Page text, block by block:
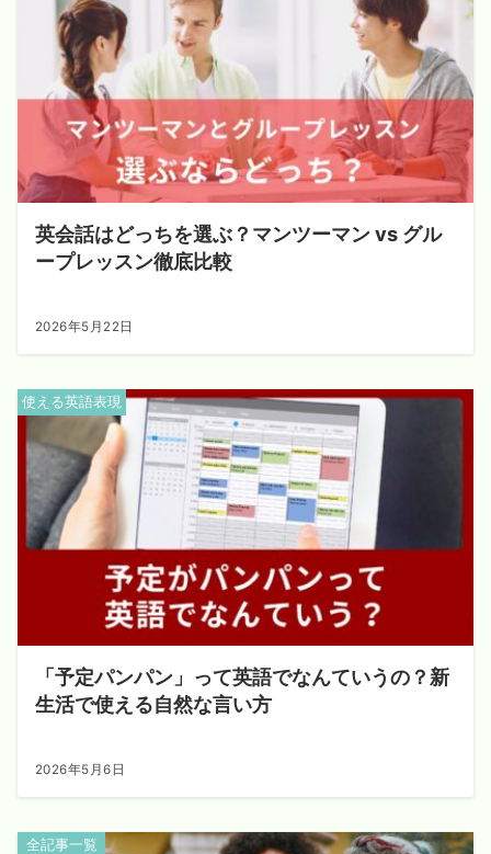
英会話はどっちを選ぶ？マンツーマン vs グル
ープレッスン徹底比較
2026年5月22日
使える英語表現
「予定パンパン」って英語でなんていうの？新
生活で使える自然な言い方
2026年5月6日
全記事一覧